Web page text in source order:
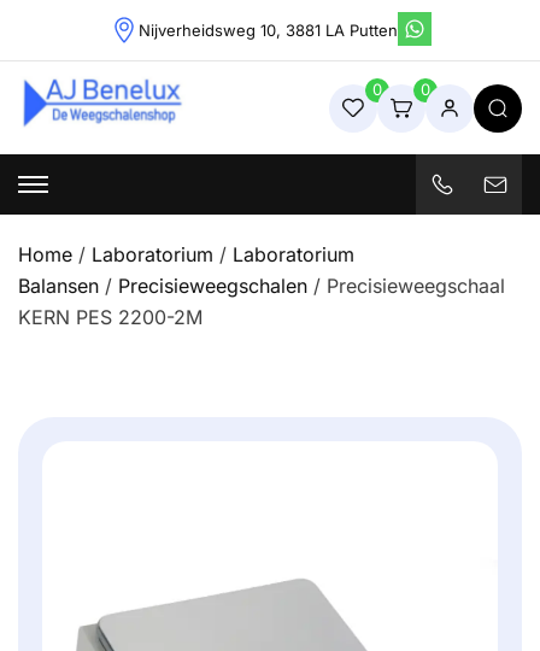
content
Nijverheidsweg 10, 3881 LA Putten
Weegschalenshop | Precisieweegschalen & Industriële
Weegoplossingen
0 0
Home / Laboratorium / Laboratorium
Balansen / Precisieweegschalen / Precisieweegschaal
KERN PES 2200-2M